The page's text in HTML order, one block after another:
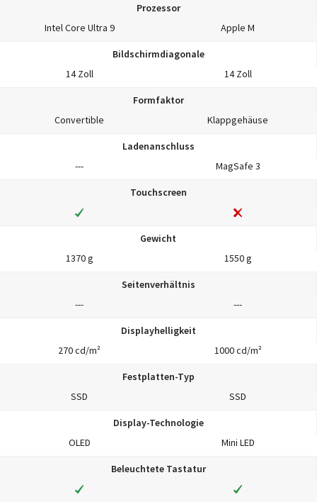
Prozessor
Intel Core Ultra 9
Apple M
Bildschirmdiagonale
14 Zoll
14 Zoll
Formfaktor
Convertible
Klappgehäuse
Ladenanschluss
---
MagSafe 3
Touchscreen
Gewicht
1370 g
1550 g
Seitenverhältnis
---
---
Displayhelligkeit
270 cd/m²
1000 cd/m²
Festplatten-Typ
SSD
SSD
Display-Technologie
OLED
Mini LED
Beleuchtete Tastatur